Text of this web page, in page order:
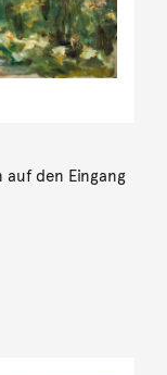
den Eingang